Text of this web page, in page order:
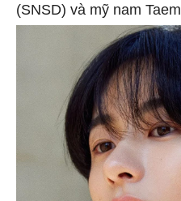
(SNSD) và mỹ nam